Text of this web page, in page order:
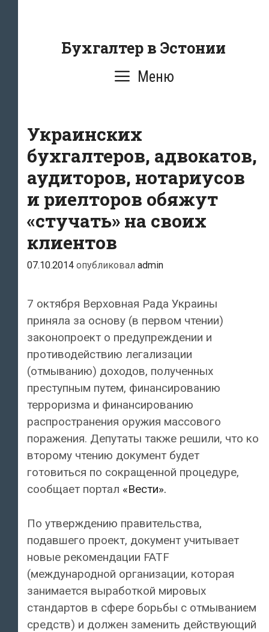
содержаниюБухгалтер в Эстонии
Меню
Украинских
бухгалтеров, адвокатов,
аудиторов, нотариусов
и риелторов обяжут
«стучать» на своих
клиентов
07.10.2014 опубликовал admin
7 октября Верховная Рада Украины
приняла за основу (в первом чтении)
законопроект о предупреждении и
противодействию легализации
(отмыванию) доходов, полученных
преступным путем, финансированию
терроризма и финансированию
распространения оружия массового
поражения. Депутаты также решили, что ко
второму чтению документ будет
готовиться по сокращенной процедуре,
сообщает портал «Вести».
По утверждению правительства,
подавшего проект, документ учитывает
новые рекомендации FATF
(международной организации, которая
занимается выработкой мировых
стандартов в сфере борьбы с отмыванием
средств) и должен заменить действующий